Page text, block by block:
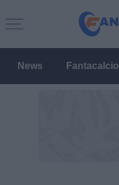
News Fantacalcio